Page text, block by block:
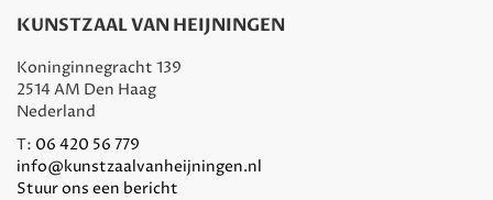
KUNSTZAAL VAN HEIJNINGEN
Koninginnegracht 139
2514 AM Den Haag
Nederland
T: 06 420 56 779
info@kunstzaalvanheijningen.nl
Stuur ons een bericht